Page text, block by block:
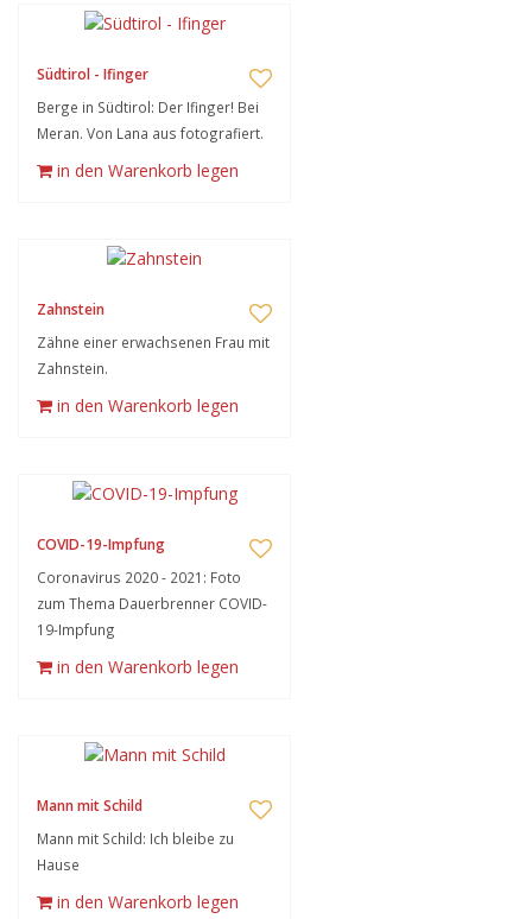
Südtirol - Ifinger
Berge in Südtirol: Der Ifinger! Bei
Meran. Von Lana aus fotografiert.
in den Warenkorb legen
Zahnstein
Zähne einer erwachsenen Frau mit
Zahnstein.
in den Warenkorb legen
COVID-19-Impfung
Coronavirus 2020 - 2021: Foto
zum Thema Dauerbrenner COVID-
19-Impfung
in den Warenkorb legen
Mann mit Schild
Mann mit Schild: Ich bleibe zu
Hause
in den Warenkorb legen